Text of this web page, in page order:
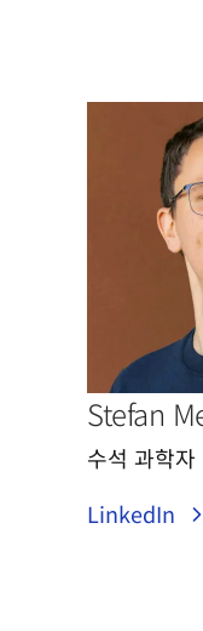
Stefan
수석 과학자
LinkedIn